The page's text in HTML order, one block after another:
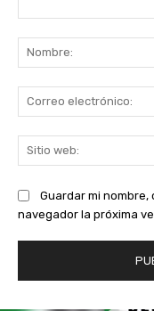
Guardar mi
navegador la próxima